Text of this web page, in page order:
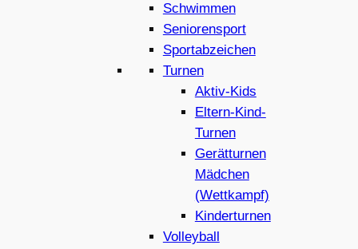
Schwimmen
Seniorensport
Sportabzeichen
Turnen
Aktiv-Kids
Eltern-Kind-
Turnen
Gerätturnen
Mädchen
(Wettkampf)
Kinderturnen
Volleyball